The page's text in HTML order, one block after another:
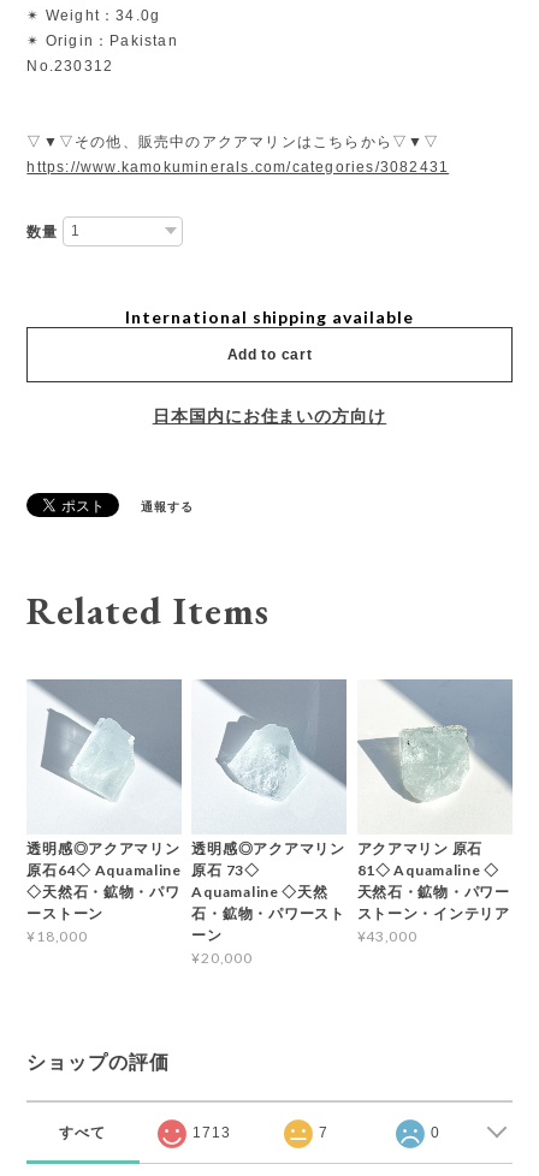
✴︎ Weight：34.0g
✴︎ Origin：Pakistan
No.230312
▽▼▽その他、販売中のアクアマリンはこちらから▽▼▽
https://www.kamokuminerals.com/categories/3082431
数量
International shipping available
Add to cart
日本国内にお住まいの方向け
通報する
Related Items
透明感◎アクアマリン
原石64◇ Aquamaline
◇天然石・鉱物・パワ
ーストーン
¥18,000
透明感◎アクアマリン
原石 73◇
Aquamaline ◇天然
石・鉱物・パワースト
ーン
¥20,000
アクアマリン 原石
81◇ Aquamaline ◇
天然石・鉱物・パワー
ストーン・インテリア
¥43,000
ショップの評価
すべて 1713 7 0